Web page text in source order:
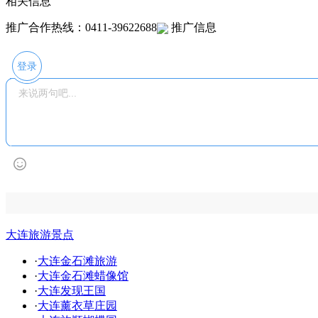
推广合作热线：0411-39622688 推广信息
登录
大连旅游景点
·大连金石滩旅游
·大连金石滩蜡像馆
·大连发现王国
·大连薰衣草庄园